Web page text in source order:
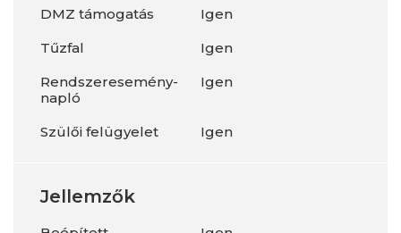
DMZ támogatás
Igen
Tűzfal
Igen
Rendszeresemény-
napló
Igen
Szülői felügyelet Igen
Jellemzők